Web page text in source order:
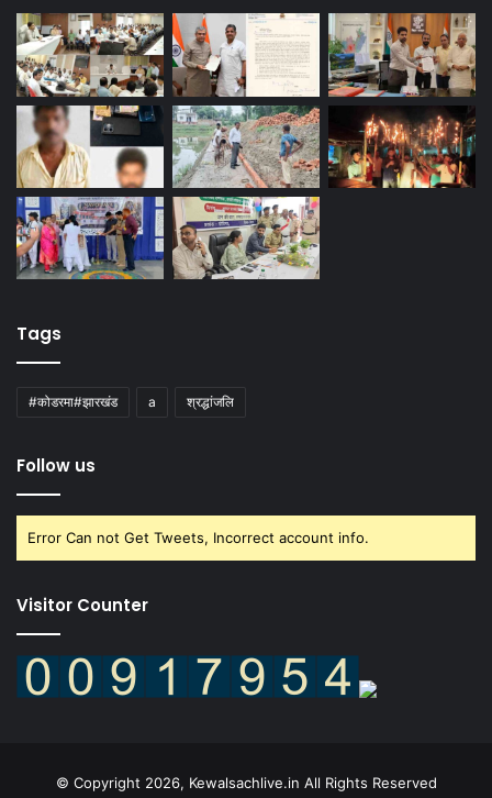
Tags
#कोडरमा#झारखंड a श्रद्धांजलि
Follow us
Error Can not Get Tweets, Incorrect account info.
Visitor Counter
© Copyright 2026, Kewalsachlive.in All Rights Reserved